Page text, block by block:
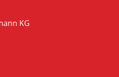
KG